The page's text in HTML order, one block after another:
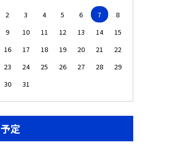
2
3 4 5 6 7
8
9
10 11 12 13 14
15
16
17 18 19 20 21
22
23
24 25 26 27 28
29
30
31
予定